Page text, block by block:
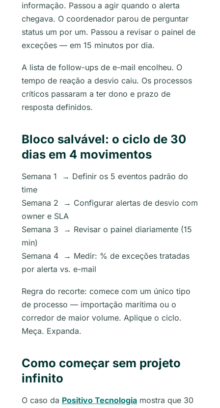
informação. Passou a agir quando o alerta
chegava. O coordenador parou de perguntar
status um por um. Passou a revisar o painel de
exceções — em 15 minutos por dia.
A lista de follow-ups de e-mail encolheu. O
tempo de reação a desvio caiu. Os processos
críticos passaram a ter dono e prazo de
resposta definidos.
Bloco salvável: o ciclo de 30
dias em 4 movimentos
Semana 1 → Definir os 5 eventos padrão do
time
Semana 2 → Configurar alertas de desvio com
owner e SLA
Semana 3 → Revisar o painel diariamente (15
min)
Semana 4 → Medir: % de exceções tratadas
por alerta vs. e-mail
Regra do recorte: comece com um único tipo
de processo — importação marítima ou o
corredor de maior volume. Aplique o ciclo.
Meça. Expanda.
Como começar sem projeto
infinito
O caso da Positivo Tecnologia mostra que 30